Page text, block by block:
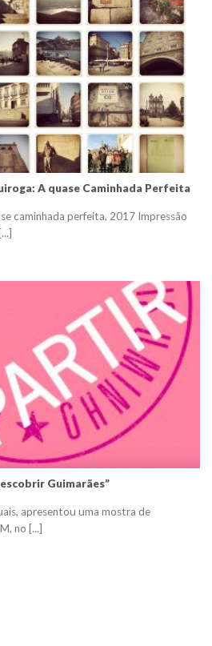
A quase Caminhada Perfeita
caminhada perfeita, 2017 Impressão
Guimarães”
apresentou uma mostra de
no [...]